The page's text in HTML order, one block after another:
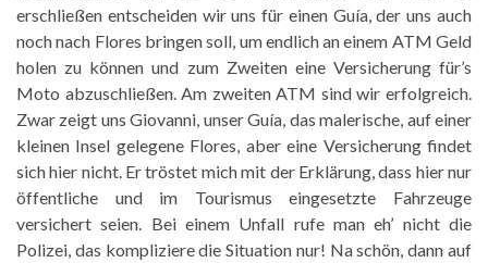
erschließen entscheiden wir uns für einen Guía, der uns auch
noch nach Flores bringen soll, um endlich an einem ATM Geld
holen zu können und zum Zweiten eine Versicherung für’s
Moto abzuschließen. Am zweiten ATM sind wir erfolgreich.
Zwar zeigt uns Giovanni, unser Guía, das malerische, auf einer
kleinen Insel gelegene Flores, aber eine Versicherung findet
sich hier nicht. Er tröstet mich mit der Erklärung, dass hier nur
öffentliche und im Tourismus eingesetzte Fahrzeuge
versichert seien. Bei einem Unfall rufe man eh’ nicht die
Polizei, das kompliziere die Situation nur! Na schön, dann auf